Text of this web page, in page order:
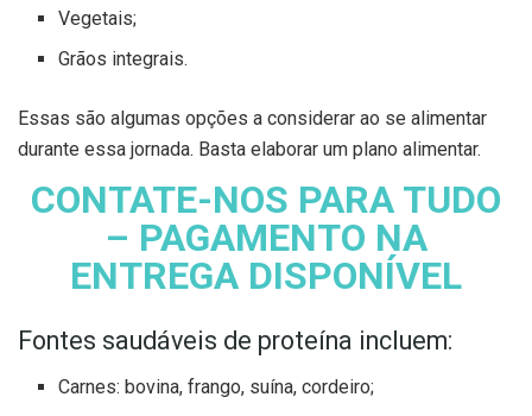
Vegetais;
Grãos integrais.
Essas são algumas opções a considerar ao se alimentar
durante essa jornada. Basta elaborar um plano alimentar.
CONTATE-NOS PARA TUDO
– PAGAMENTO NA
ENTREGA DISPONÍVEL
Fontes saudáveis ​​de proteína incluem:
Carnes: bovina, frango, suína, cordeiro;